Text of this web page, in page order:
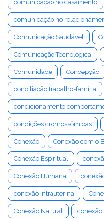
comunicação no casamento
comunicação no
Comunicação Saudável
Comunicação Tecnológica
Comunidade Concepção
conciliação trabalho-família
condicionamento
condições cromossômicas
Conexão Conexão com o
Conexão Espiritual
Conexão Humana
conexão intrauterina
Conexão Natural conexão